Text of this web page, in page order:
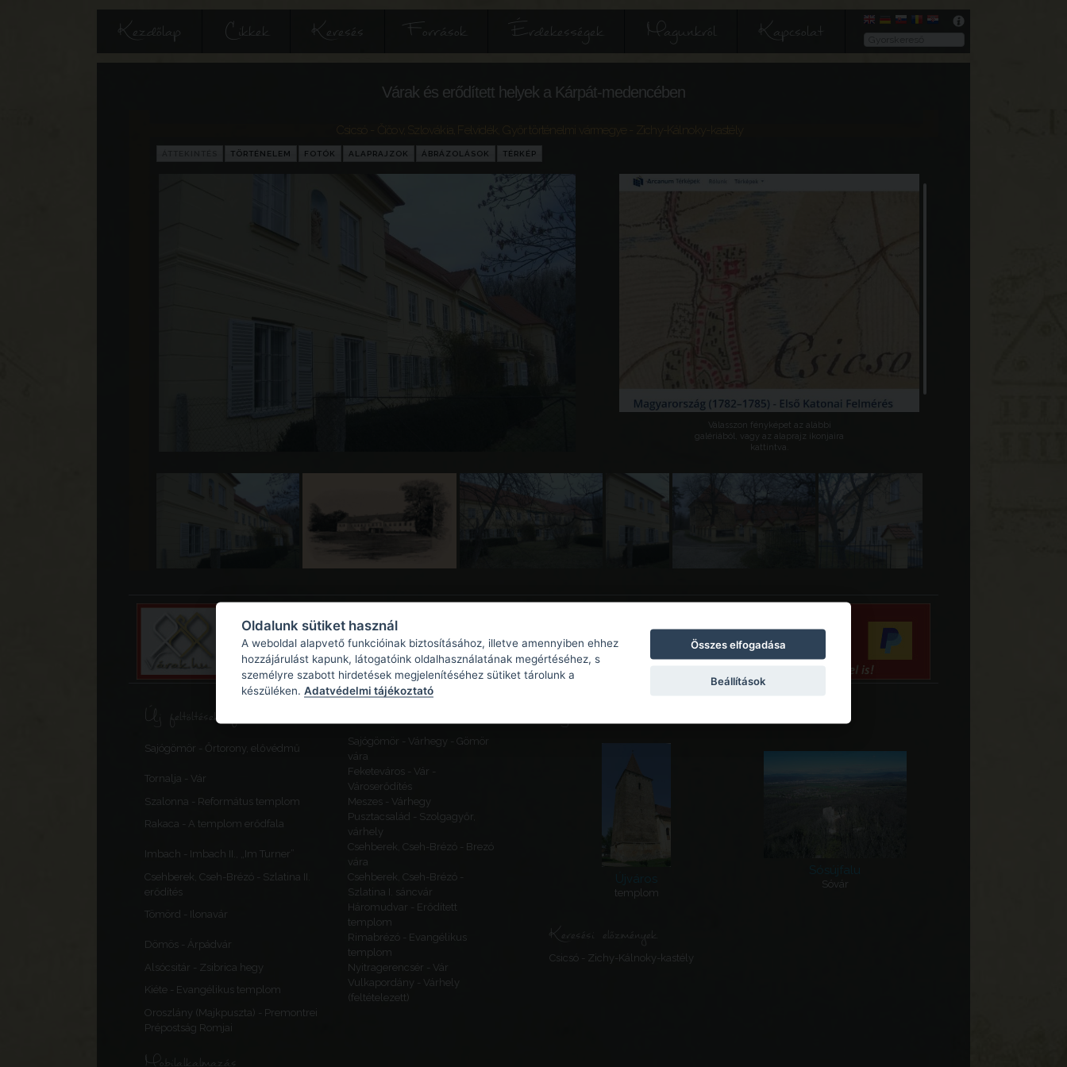
Kezdőlap Cikkek Keresés Források Érdekességek Magunkról Kapcsolat
Várak és erődített helyek a Kárpát-medencében
Csicsó - Číčov Szlovákia Győr történelmi vármegye - Zichy-Kálnoky-kastély
TÖRTÉNELEM FOTÓK ALAPRAJZOK ÁBRÁZOLÁSOK TÉRKÉP
Válasszon fényképet az alábbi
galériából, vagy az alaprajz ikonjaira
kattintva.
Új feltöltések, frissítések
Sajógömör - Őrtorony, elővédmű
Sajógömör - Várhegy - Gömör
vára
Tornalja - Vár
Feketeváros - Vár -
Városerődítés
Szalonna - Református templom
Meszes - Várhegy
Rakaca - A templom erődfala
Pusztacsalád - Szolgagyőr,
várhely
Imbach - Imbach II., „Im Turner”
Csehberek, Cseh-Brézó - Brezó
vára
Csehberek, Cseh-Brézó - Szlatina II.
erődítés
Csehberek, Cseh-Brézó -
Szlatina I. sáncvár
Tömörd - Ilonavár
Háromudvar - Erődített
templom
Dömös - Árpádvár
Rimabrézó - Evangélikus
templom
Alsócsitár - Zsibrica hegy
Nyitragerencsér - Vár
Kiéte - Evangélikus templom
Vulkapordány - Várhely
(feltételezett)
Oroszlány (Majkpuszta) - Premontrei
Prépostság Romjai
Mobilalkalmazás
Újváros
templom
Sósújfalu
Sóvár
Keresési előzmények
Csicsó - Zichy-Kálnoky-kastély
Oldalunk sütiket használ
A weboldal alapvető funkcióinak biztosításához, illetve amennyiben ehhez
hozzájárulást kapunk, látogatóink oldalhasználatának megértéséhez, s
személyre szabott hirdetések megjelenítéséhez sütiket tárolunk a
készüléken. Adatvédelmi tájékoztató
Összes elfogadása
Beállítások